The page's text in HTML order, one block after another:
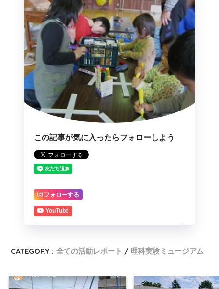
この記事が気に入ったらフォローしよう
フォローする
YouTube
CATEGORY : 全ての活動レポート 理科実験ミュージアム